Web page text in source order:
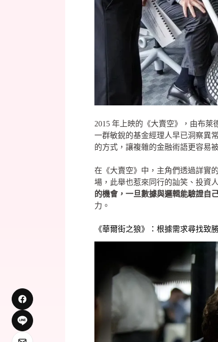
2015 年上映的《大賣空》，由布
一群敏銳的基金經理人早已洞察異
的方式，讓複雜的金融術語更容易
在《大賣空》中，主角們透過詳實
場，此舉也惹來同行的訕笑、投資
的機會，一旦數據與邏輯能驗證自
力。
《華爾街之狼》：根據需求尋找致